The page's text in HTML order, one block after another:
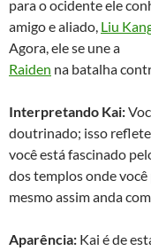
para o ocidente ele
amigo e aliado, Liu
Agora, ele se une a
Raiden na batalha
Interpretando Kai:
doutrinado; isso
você está fascinado
dos templos onde você
mesmo assim anda
Aparência: Kai é de